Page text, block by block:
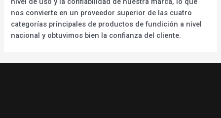
nos convierte en un proveedor superior de las cuatro
categorías principales de productos de fundición a nivel
nacional y obtuvimos bien la confianza del cliente.